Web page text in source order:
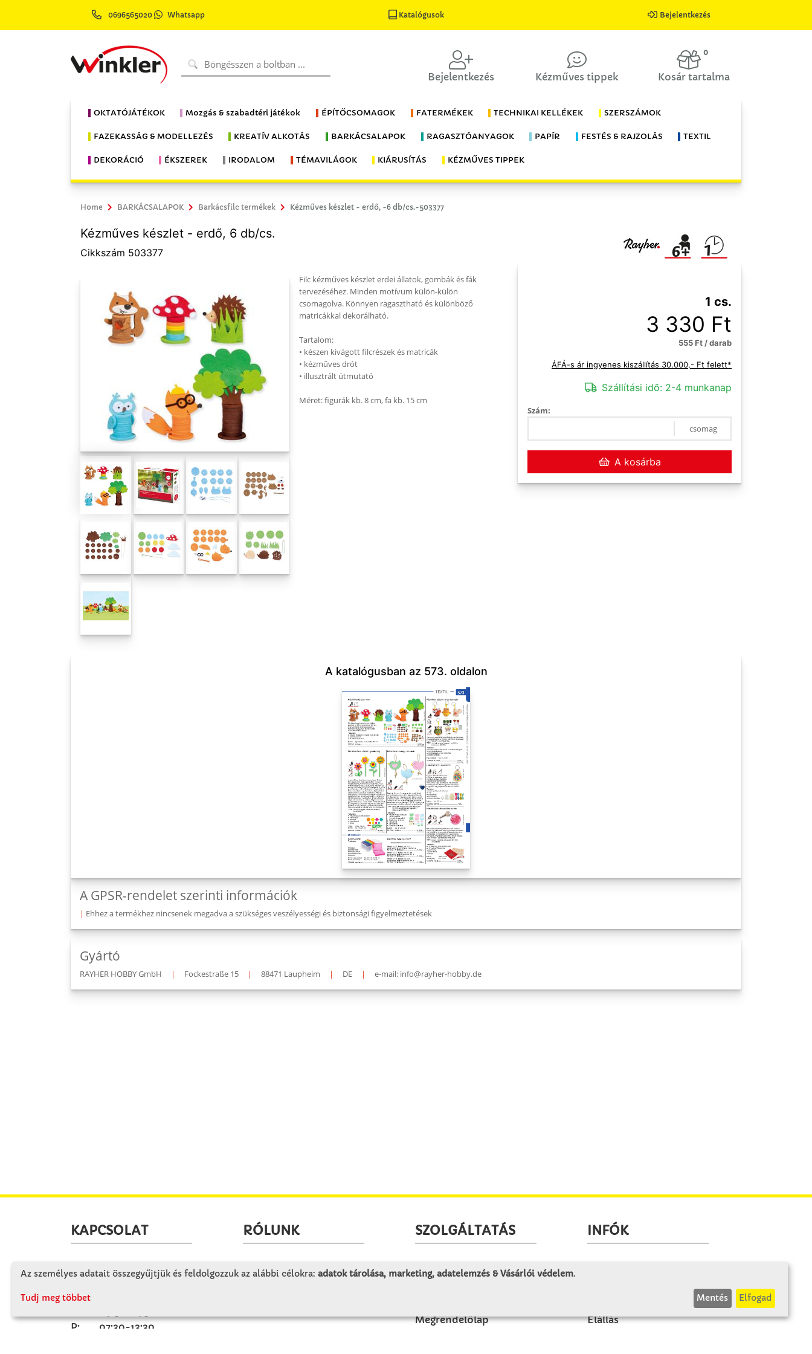
0696565020 Whatsapp Katalógusok Bejelentkezés
Bejelentkezés Kézműves tippek
0
Kosár tartalma
OKTATÓJÁTÉKOK Mozgás & szabadtéri játékok ÉPÍTŐCSOMAGOK FATERMÉKEK TECHNIKAI KELLÉKEK SZERSZÁMOK
FAZEKASSÁG & MODELLEZÉS KREATÍV ALKOTÁS BARKÁCSALAPOK RAGASZTÓANYAGOK PAPÍR FESTÉS & RAJZOLÁS TEXTIL
DEKORÁCIÓ ÉKSZEREK IRODALOM TÉMAVILÁGOK KIÁRUSÍTÁS KÉZMŰVES TIPPEK
Home BARKÁCSALAPOK Barkácsfilc termékek Kézműves készlet - erdő, -6 db/cs.-503377
Kézműves készlet - erdő, 6 db/cs.
Cikkszám 503377
Filc kézműves készlet erdei állatok, gombák és fák
tervezéséhez. Minden motívum külön-külön
csomagolva. Könnyen ragasztható és különböző
matricákkal dekorálható.
Tartalom:
• készen kivágott filcrészek és matricák
• kézműves drót
• illusztrált útmutató
Méret: figurák kb. 8 cm, fa kb. 15 cm
1 cs.
3 330 Ft
555 Ft / darab
ÁFÁ-s ár ingyenes kiszállítás 30.000,- Ft felett*
Szállítási idő: 2-4 munkanap
Szám:
csomag
A kosárba
A katalógusban az 573. oldalon
A GPSR-rendelet szerinti információk
| Ehhez a termékhez nincsenek megadva a szükséges veszélyességi és biztonsági figyelmeztetések
Gyártó
RAYHER HOBBY GmbH | Fockestraße 15 | 88471 Laupheim | DE | e-mail: info@rayher-hobby.de
KAPCSOLAT
Winkler Iskolaszer Kft.
9241 Jánossomorja
P: 07:30-13:30
RÓLUNK
Céglátogatás
SZOLGÁLTATÁS
Minden egy pillantásra!
Megrendelőlap
INFÓK
Elállás
Az személyes adatait összegyűjtjük és feldolgozzuk az alábbi célokra: adatok tárolása, marketing, adatelemzés & Vásárlói védelem.
Tudj meg többet Mentés Elfogad